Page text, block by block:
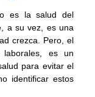
es la salud del
a su vez, es una
crezca. Pero, el
laborales, es un
para evitar el
identificar estos